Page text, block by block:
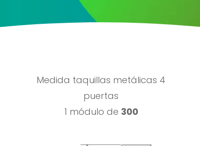
Medida taquillas metálicas 4
puertas
1 módulo de 300